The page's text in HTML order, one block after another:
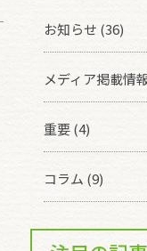
お知らせ (36)
メディア掲載情
重要 (4)
コラム (9)